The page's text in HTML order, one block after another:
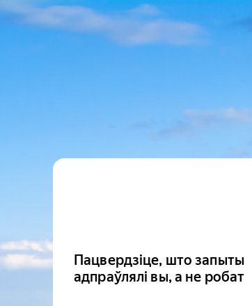
Пацвердзіце, што запыты
адпраўлялі вы, а не робат